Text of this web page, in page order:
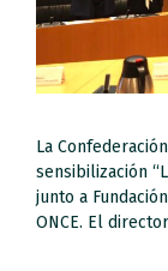
La
sensibilización
junto a
ONCE. El